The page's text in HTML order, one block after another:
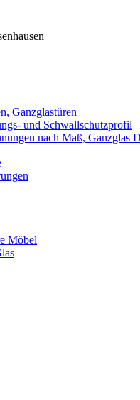
Ganzglastüren
und Schwallschutzprofil
nach Maß, Ganzglas
Möbel